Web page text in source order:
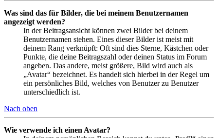
Was sind das für Bilder, die bei meinem Benutzernamen
angezeigt werden?
In der Beitragsansicht können zwei Bilder bei deinem
Benutzernamen stehen. Eines dieser Bilder ist meist mit
deinem Rang verknüpft: Oft sind dies Sterne, Kästchen oder
Punkte, die deine Beitragszahl oder deinen Status im Forum
angeben. Das andere, meist größere, Bild wird auch als
„Avatar“ bezeichnet. Es handelt sich hierbei in der Regel um
ein persönliches Bild, welches von Benutzer zu Benutzer
unterschiedlich ist.
Nach oben
Wie verwende ich einen Avatar?